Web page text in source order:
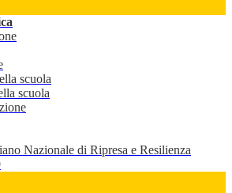
scuola
scuola
Nazionale di Ripresa e Resilienza